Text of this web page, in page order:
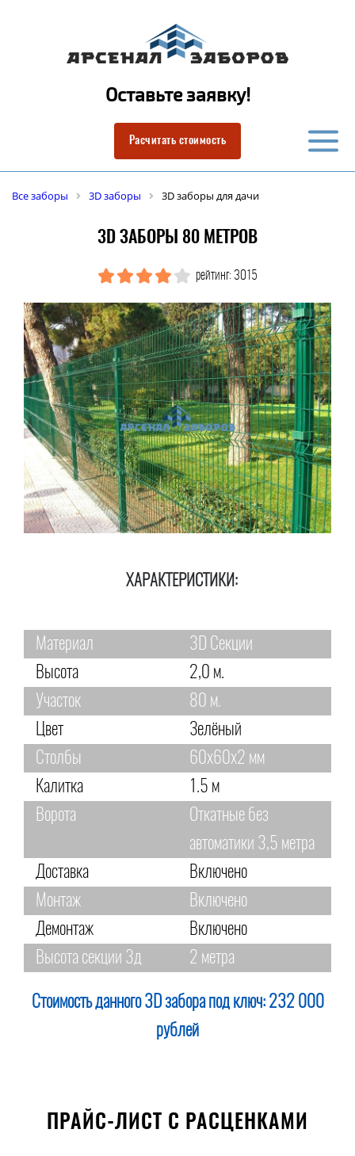
Оставьте заявку!
Расчитать стоимость
Все заборы 3D заборы 3D заборы для дачи
3D ЗАБОРЫ 80 МЕТРОВ
рейтинг: 3015
ХАРАКТЕРИСТИКИ:
Материал
3D Секции
Высота
2,0 м.
Участок
80 м.
Цвет
Зелёный
Столбы
60х60х2 мм
Калитка
1.5 м
Ворота
Откатные без
автоматики 3,5 метра
Доставка
Включено
Монтаж
Включено
Демонтаж
Включено
Высота секции 3д
2 метра
Стоимость данного 3D забора под ключ: 232 000
рублей
ПРАЙС-ЛИСТ С РАСЦЕНКАМИ